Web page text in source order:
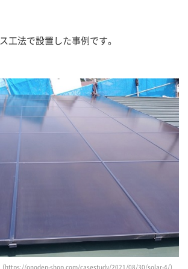
工法で設置した事例です。
https://onoden-shop.com/casestudy/2021/08/30/solar-4/）